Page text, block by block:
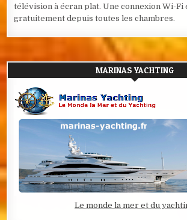
télévision à écran plat. Une connexion Wi-Fi
gratuitement depuis toutes les chambres.
MARINAS YACHTING
Le monde la mer et du